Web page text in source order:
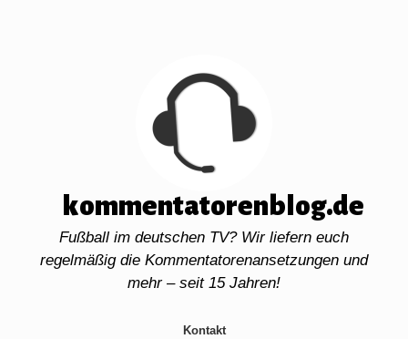
kommentatorenblog.de
Fußball im deutschen TV? Wir liefern euch
regelmäßig die Kommentatorenansetzungen und
mehr – seit 15 Jahren!
Kontakt